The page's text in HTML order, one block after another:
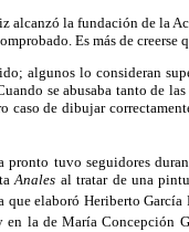
alcanzó la fundación de la
Es más de
algunos lo consideran
se abusaba tanto de
caso de dibujar
tuvo seguidores
Anales al tratar de una
que elaboró Heriberto García
la de María Concepción